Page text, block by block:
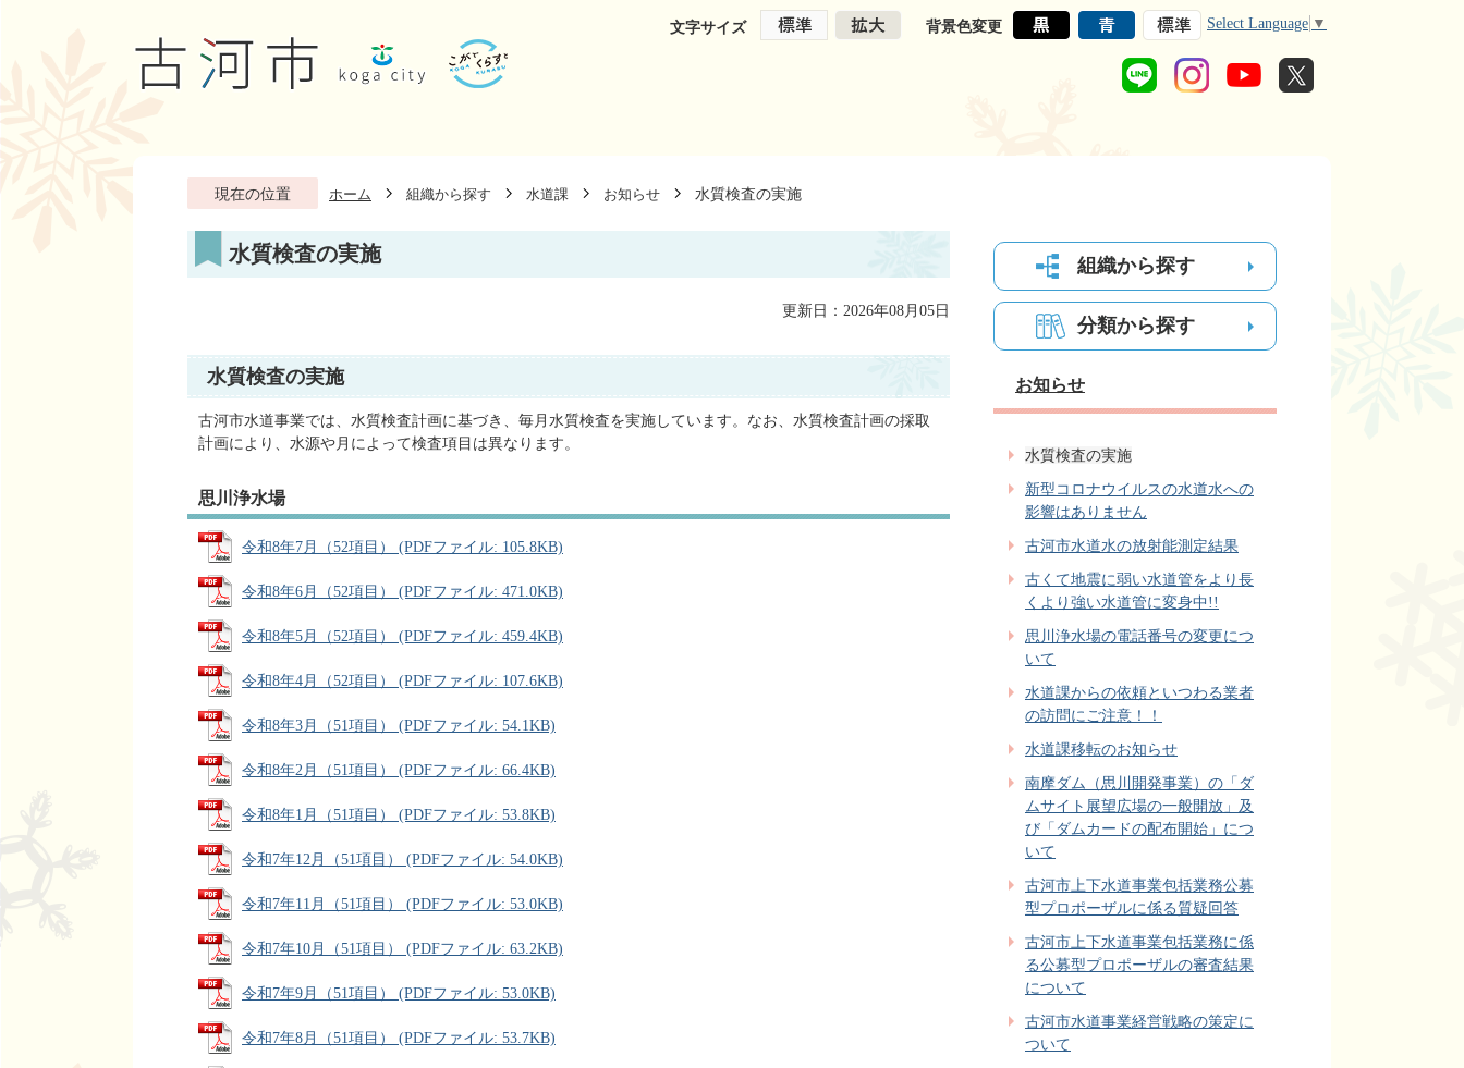
文字サイズ 背景色変更 Select Language ▼
現在の位置 ホーム 組織から探す 水道課 お知らせ 水質検査の実施
水質検査の実施
更新日：2026年08月05日
水質検査の実施
古河市水道事業では、水質検査計画に基づき、毎月水質検査を実施しています。なお、水質検査計画の採取
計画により、水源や月によって検査項目は異なります。
思川浄水場
令和8年7月（52項目） (PDFファイル: 105.8KB)
令和8年6月（52項目） (PDFファイル: 471.0KB)
令和8年5月（52項目） (PDFファイル: 459.4KB)
令和8年4月（52項目） (PDFファイル: 107.6KB)
令和8年3月（51項目） (PDFファイル: 54.1KB)
令和8年2月（51項目） (PDFファイル: 66.4KB)
令和8年1月（51項目） (PDFファイル: 53.8KB)
令和7年12月（51項目） (PDFファイル: 54.0KB)
令和7年11月（51項目） (PDFファイル: 53.0KB)
令和7年10月（51項目） (PDFファイル: 63.2KB)
令和7年9月（51項目） (PDFファイル: 53.0KB)
令和7年8月（51項目） (PDFファイル: 53.7KB)
組織から探す
分類から探す
お知らせ
水質検査の実施
新型コロナウイルスの水道水への
影響はありません
古河市水道水の放射能測定結果
古くて地震に弱い水道管をより長
くより強い水道管に変身中!!
思川浄水場の電話番号の変更につ
いて
水道課からの依頼といつわる業者
の訪問にご注意！！
水道課移転のお知らせ
南摩ダム（思川開発事業）の「ダ
ムサイト展望広場の一般開放」及
び「ダムカードの配布開始」につ
いて
古河市上下水道事業包括業務公募
型プロポーザルに係る質疑回答
古河市上下水道事業包括業務に係
る公募型プロポーザルの審査結果
について
古河市水道事業経営戦略の策定に
ついて